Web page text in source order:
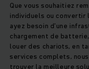
Que vous souhaitiez
individuels ou convertir
ayez besoin d’une
chargement de
louer des chariots, en
services complets,
trouver la meilleure